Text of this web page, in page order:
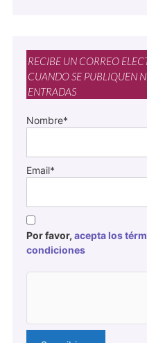
RECIBE UN CORREO
CUANDO SE PUBLIQUEN
ENTRADAS
Nombre*
Email*
Por favor, acepta los
condiciones